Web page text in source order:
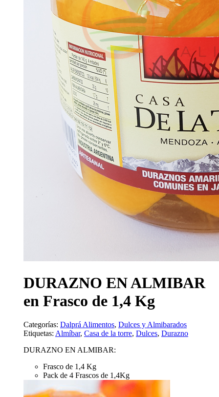
DURAZNO EN ALMIBAR
en Frasco de 1,4 Kg
Categorías: Dalprá Alimentos, Dulces y Almibarados
Etiquetas: Almíbar, Casa de la torre, Dulces, Durazno
DURAZNO EN ALMIBAR:
Frasco de 1,4 Kg
Pack de 4 Frascos de 1,4Kg